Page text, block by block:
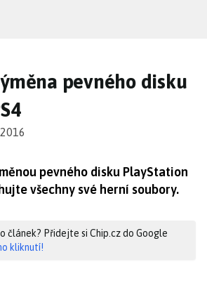
pevného disku
pevného disku PlayStation
všechny své herní soubory.
článek? Přidejte si Chip.cz do Google
kliknutí!